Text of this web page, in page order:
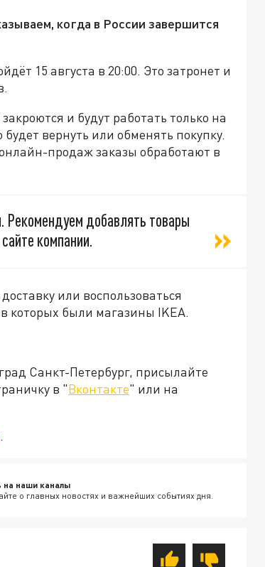
когда в России завершится
15 августа в 20:00. Это затронет и
и будут работать только на
вернуть или обменять покупку.
продаж заказы обработают в
Рекомендуем добавлять товары
компании.
или воспользоваться
которых были магазины IKEA.
Санкт-Петербург, присылайте
в "Вконтакте" или на
на наши каналы
о главных новостях и важнейших событиях дня.